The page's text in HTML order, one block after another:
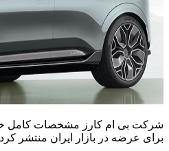
برای عرضه در بازار ایران منتشر